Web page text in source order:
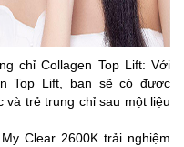
chỉ Collagen Top Lift: Với
Top Lift, bạn sẽ có được
và trẻ trung chỉ sau một liệu
Clear 2600K trải nghiệm